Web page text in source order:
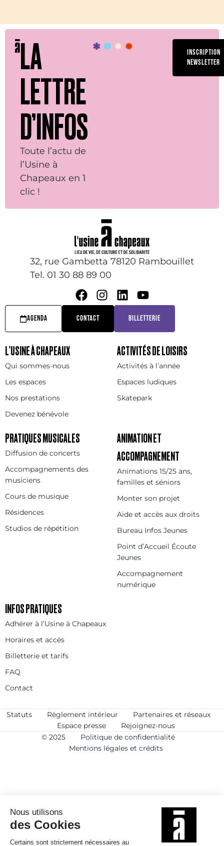
LA
LETTRE
D’INFOS
Toute l’actu de
l’Usine à
Chapeaux en 1
clic !
INSCRIPTION
NEWSLETTER
32, rue Gambetta 78120 Rambouillet
Tel. 01 30 88 89 00
AGENDA CONTACT BILLETTERIE
L’USINE À CHAPEAUX
Qui sommes-nous
Les espaces
Nos prestations
Devenez bénévole
ACTIVITÉS DE LOISIRS
Activités à l’année
Espaces ludiques
Skatepark
PRATIQUES MUSICALES
Diffusion de concerts
Accompagnements des
musiciens
Cours de musique
Résidences
Studios de répétition
ANIMATION ET
ACCOMPAGNEMENT
Animations 15/25 ans,
familles et séniors
Monter son projet
Aide et accès aux droits
Bureau Infos Jeunes
Point d’Accueil Écoute
Jeunes
Accompagnement
numérique
INFOS PRATIQUES
Adhérer à l’Usine à Chapeaux
Horaires et accès
Billetterie et tarifs
FAQ
Contact
Statuts Règlement intérieur
Partenaires et réseaux
Espace presse
Rejoignez-nous
© 2025
Politique de confidentialité
Mentions légales et crédits